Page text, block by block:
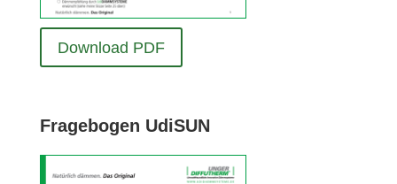
Down­load PDF
Fra­ge­bogen UdiSUN